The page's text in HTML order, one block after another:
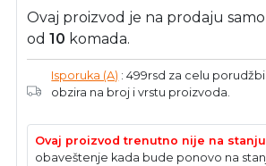
Ovaj proizvod je na prodaju
od10 komada.
Isporuka (A) : 499rsd za celu
obzira na broj i vrstu proizvoda.
Ovaj proizvod trenutno nije na stanju
obaveštenje kada bude ponovo na